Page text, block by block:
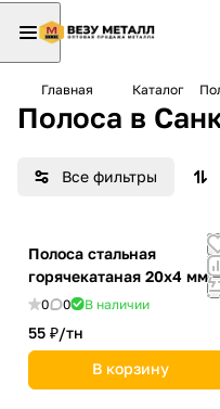
Главная Каталог
Полоса в
Все фильтры
Полоса стальная
горячекатаная 20х4 мм
0 0 В наличии
55 ₽/тн
В корзину